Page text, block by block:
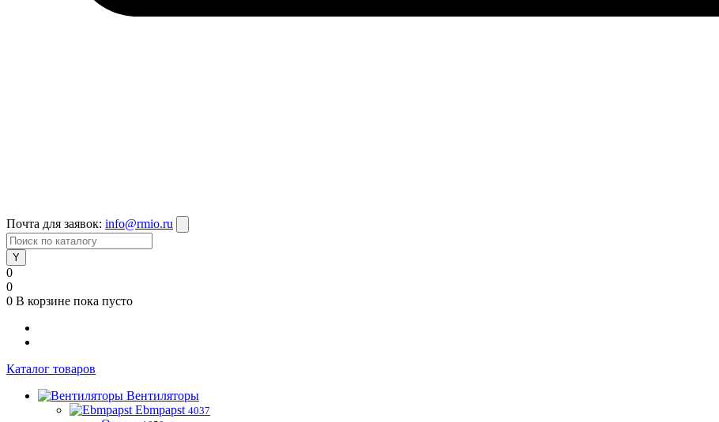
Почта для заявок: info@rmio.ru
0
0
0 В корзине пока пусто
Каталог товаров
Вентиляторы
Ebmpapst 4037